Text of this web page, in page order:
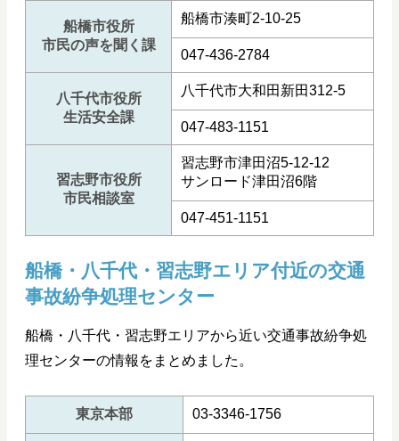
船橋市役所
市民の声を聞く課
船橋市湊町2-10-25
047-436-2784
八千代市役所
生活安全課
八千代市大和田新田312-5
047-483-1151
習志野市役所
市民相談室
習志野市津田沼5-12-12
サンロード津田沼6階
047-451-1151
船橋・八千代・習志野エリア付近の交通
事故紛争処理センター
船橋・八千代・習志野エリアから近い交通事故紛争処
理センターの情報をまとめました。
東京本部 03-3346-1756